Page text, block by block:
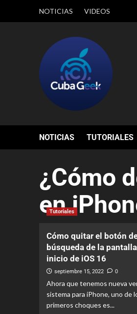
NOTICIAS VIDEOS
NOTICIAS TUTORIALES
¿Cómo
en
Tutoriales
Cómo quitar el botón
búsqueda de la
inicio de iOS 16
septiembre 15, 2022 0
Ahora que tenemos nueva
sistema para iPhone, uno de
primeros choques es...